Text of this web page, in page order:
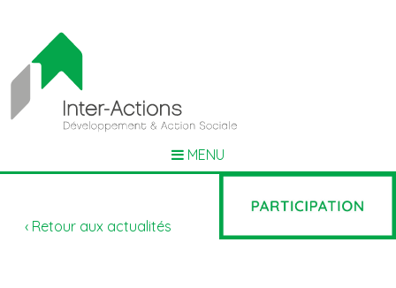
MENU
‹ Retour aux actualités